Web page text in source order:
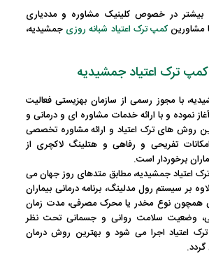
در خصوص کلینیک مشاوره و مددیاری
مشاورین کمپ ترک اعتیاد شبانه روزی جمشیدیه،
کمپ ترک اعتیاد جمشیدیه
، با مجوز رسمی از سازمان بهزیستی فعالیت
را از سال 1387 آغاز نموده و با ارائه خدمات مشاوره ای و درمانی و
روش های ترک اعتیاد و ارائه مشاوره تخصصی
تفریحی و رفاهی و هتلینگ لاکچری از
برخوردار است.
اعتیاد جمشیدیه، مطابق متدهای روز جهان می
بر سیستم رول مدلینگ، برنامه درمانی بیماران
همچون نوع مخدر یا محرک مصرفی، مدت زمان
وضعیت سلامت روانی و جسمانی تحت نظر
اعتیاد اجرا می شود و بهترین روش درمان
گردد.